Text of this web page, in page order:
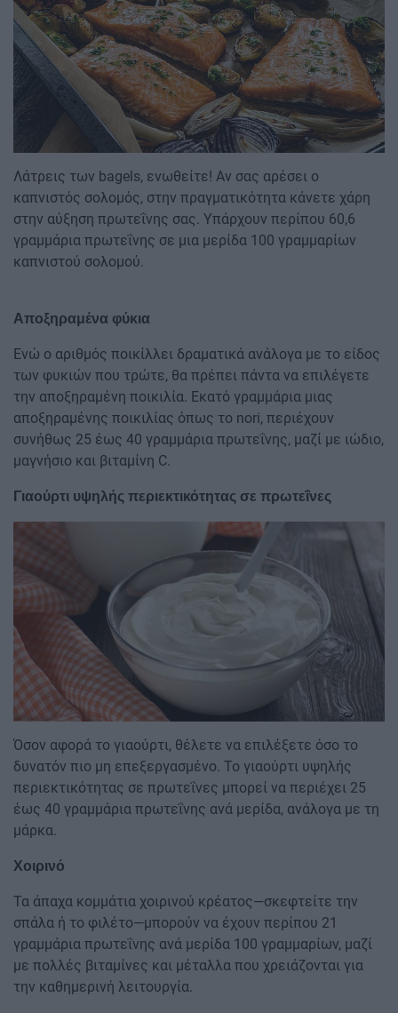
Λάτρεις των bagels, ενωθείτε! Αν σας αρέσει ο
καπνιστός σολομός, στην πραγματικότητα κάνετε χάρη
στην αύξηση πρωτεΐνης σας. Υπάρχουν περίπου 60,6
γραμμάρια πρωτεΐνης σε μια μερίδα 100 γραμμαρίων
καπνιστού σολομού.
Αποξηραμένα φύκια
Ενώ ο αριθμός ποικίλλει δραματικά ανάλογα με το είδος
των φυκιών που τρώτε, θα πρέπει πάντα να επιλέγετε
την αποξηραμένη ποικιλία. Εκατό γραμμάρια μιας
αποξηραμένης ποικιλίας όπως το nori, περιέχουν
συνήθως 25 έως 40 γραμμάρια πρωτεΐνης, μαζί με ιώδιο,
μαγνήσιο και βιταμίνη C.
Γιαούρτι υψηλής περιεκτικότητας σε πρωτεΐνες
Image
Όσον αφορά το γιαούρτι, θέλετε να επιλέξετε όσο το
δυνατόν πιο μη επεξεργασμένο. Το γιαούρτι υψηλής
περιεκτικότητας σε πρωτεΐνες μπορεί να περιέχει 25
έως 40 γραμμάρια πρωτεΐνης ανά μερίδα, ανάλογα με τη
μάρκα.
Χοιρινό
Τα άπαχα κομμάτια χοιρινού κρέατος—σκεφτείτε την
σπάλα ή το φιλέτο—μπορούν να έχουν περίπου 21
γραμμάρια πρωτεΐνης ανά μερίδα 100 γραμμαρίων, μαζί
με πολλές βιταμίνες και μέταλλα που χρειάζονται για
την καθημερινή λειτουργία.